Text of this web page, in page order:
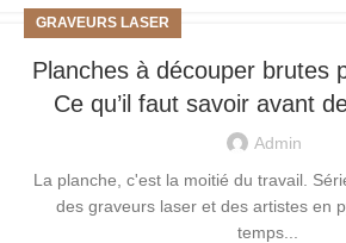
GRAVEURS LASER
Planches à découper brutes
Ce qu’il faut savoir avant
Admin
La planche, c'est la moitié du travail.
des graveurs laser et des artistes en
temps...